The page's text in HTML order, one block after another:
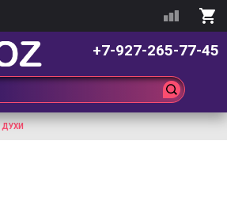
+7-927-265-77-45
ДУХИ